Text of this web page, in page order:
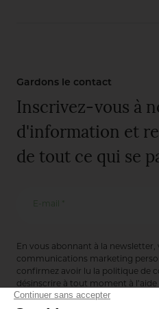
Gardons le contact
Inscrivez-vous à
d'information et
de tout ce qui se
E-mail *
En vous abonnant à la newsletter,
communications marketing
confirmez avoir lu la politique de
désinscrire à tout moment à
en nous contactant via notre